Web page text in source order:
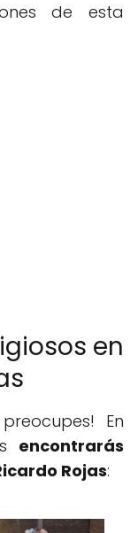
de esta
en
En
encontrarás
Rojas: